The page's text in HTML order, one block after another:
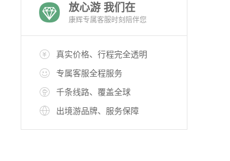
放心游 我们在
康辉专属客服时刻陪伴您
真实价格、行程完全透明
专属客服全程服务
千条线路、覆盖全球
出境游品牌、服务保障